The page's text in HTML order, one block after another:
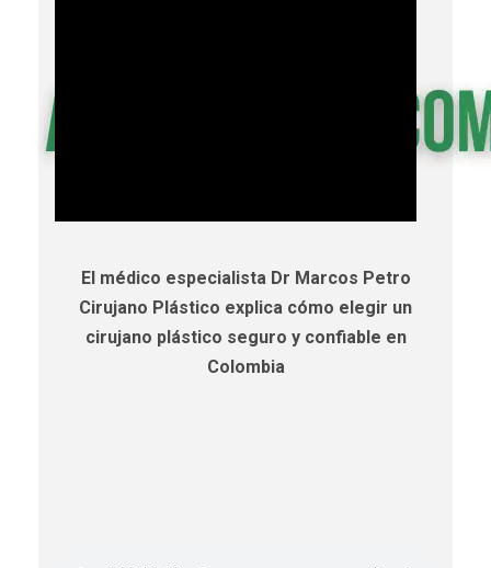
El médico especialista Dr Marcos Petro
Cirujano Plástico explica cómo elegir un
cirujano plástico seguro y confiable en
Colombia